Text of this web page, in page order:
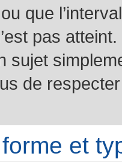
que
pas
sujet
de
et